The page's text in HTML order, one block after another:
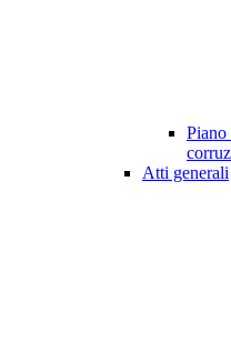
Piano
Atti generali